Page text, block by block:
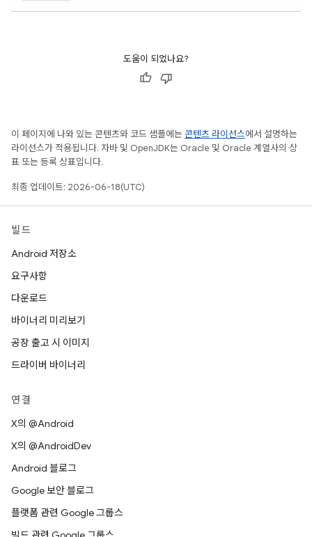
도움이 되었나요?
이 페이지에 나와 있는 콘텐츠와 코드 샘플에는 콘텐츠 라이선스에서 설명하는
라이선스가 적용됩니다. 자바 및 OpenJDK는 Oracle 및 Oracle 계열사의 상
표 또는 등록 상표입니다.
최종 업데이트: 2026-06-18(UTC)
빌드
Android 저장소
요구사항
다운로드
바이너리 미리보기
공장 출고 시 이미지
드라이버 바이너리
연결
X의 @Android
X의 @AndroidDev
Android 블로그
Google 보안 블로그
플랫폼 관련 Google 그룹스